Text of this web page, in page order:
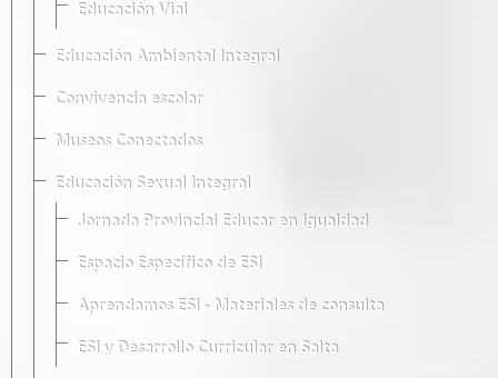
Educación Vial
Educación Ambiental Integral
Convivencia escolar
Museos Conectados
Educación Sexual Integral
Jornada Provincial Educar en Igualdad
Espacio Específico de ESI
Aprendamos ESI - Materiales de consulta
ESI y Desarrollo Curricular en Salta